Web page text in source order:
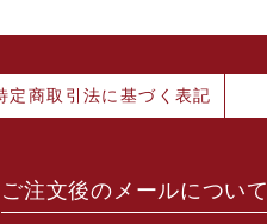
定商取引法に基づく表記
ご注文後のメールについて